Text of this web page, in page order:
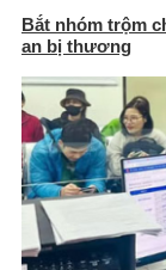
Bắt nhóm trộm
an bị thương